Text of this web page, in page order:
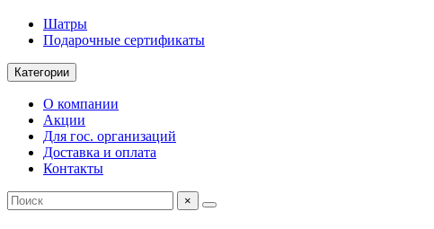
Шатры
Подарочные сертификаты
Категории
О компании
Акции
Для гос. организаций
Доставка и оплата
Контакты
×